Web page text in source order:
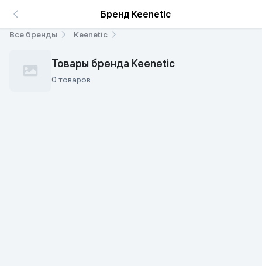
Бренд Keenetic
Все бренды Keenetic
Товары бренда Keenetic
0 товаров